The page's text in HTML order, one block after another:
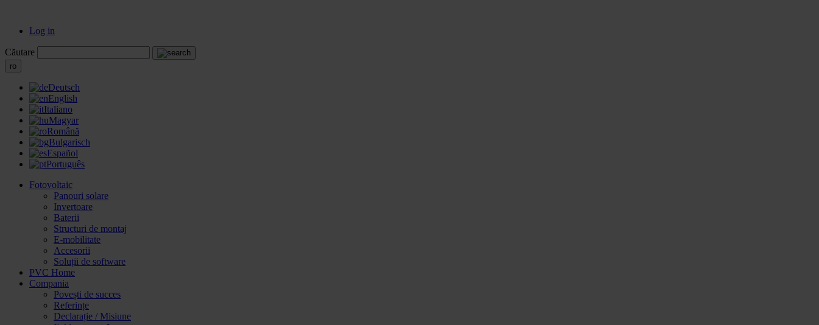
Log in
Căutare
ro
Deutsch
English
Italiano
Magyar
Română
Bulgarisch
Español
Português
Fotovoltaic
Panouri solare
Invertoare
Baterii
Structuri de montaj
E-mobilitate
Accesorii
Soluții de software
PVC Home
Compania
Povești de succes
Referințe
Declarație / Misiune